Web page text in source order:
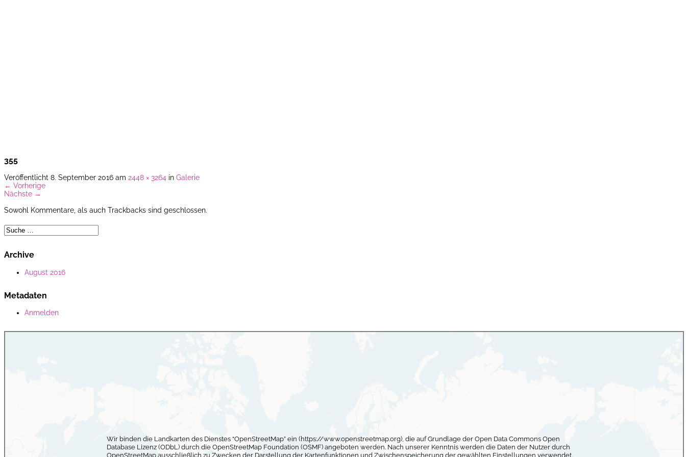
355
Veröffentlicht 8. September 2016 am 2448 × 3264 in Galerie
← Vorherige
Nächste →
Sowohl Kommentare, als auch Trackbacks sind geschlossen.
Archive
August 2016
Metadaten
Anmelden
Wir binden die Landkarten des Dienstes “OpenStreetMap” ein (https://www.openstreetmap.org), die auf Grundlage der Open Data Commons Open
Database Lizenz (ODbL) durch die OpenStreetMap Foundation (OSMF) angeboten werden. Nach unserer Kenntnis werden die Daten der Nutzer durch
OpenStreetMap ausschließlich zu Zwecken der Darstellung der Kartenfunktionen und Zwischenspeicherung der gewählten Einstellungen verwendet.